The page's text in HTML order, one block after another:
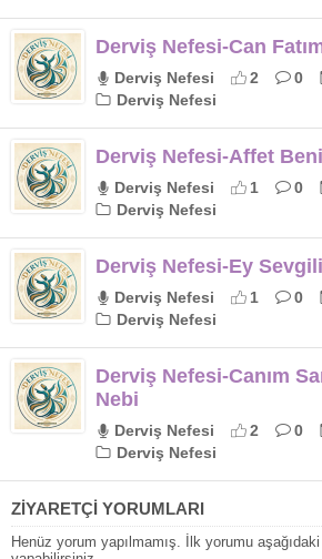
Derviş Nefesi-Can
Derviş Nefesi 2 0
Derviş Nefesi
Derviş Nefesi-Affet
Derviş Nefesi 1 0
Derviş Nefesi
Derviş Nefesi-Ey
Derviş Nefesi 1 0
Derviş Nefesi
Derviş Nefesi-Canım
Nebi
Derviş Nefesi 2 0
Derviş Nefesi
ZİYARETÇİ YORUMLARI
Henüz yorum yapılmamış. İlk yorumu aşağıdaki